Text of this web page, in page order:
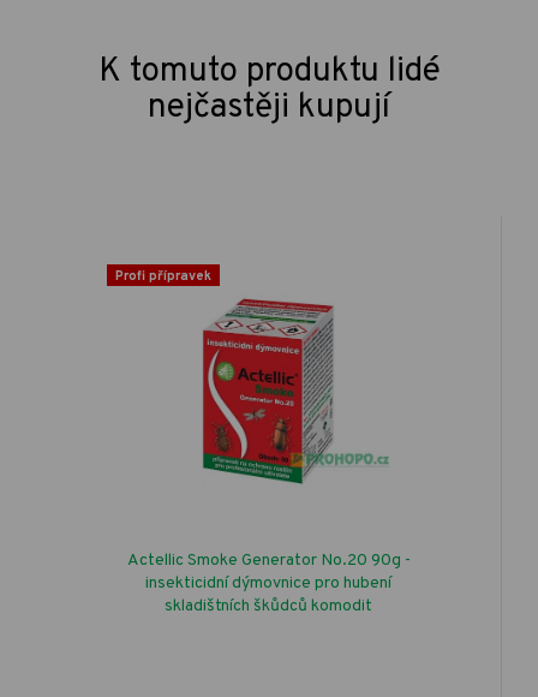
K tomuto produktu lidé
nejčastěji kupují
Profi přípravek
Actellic Smoke Generator No.20 90g -
insekticidní dýmovnice pro hubení
skladištních škůdců komodit